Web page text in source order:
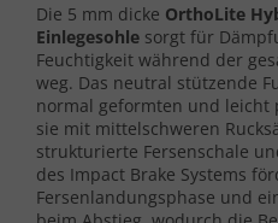
Die 5 mm dicke OrthoLite
Einlegesohle sorgt für
Feuchtigkeit während der
weg. Das neutral stützende
normal geformten und leicht
sie mit mittelschweren
strukturierte Fersenschale
des Impact Brake Systems
Fersenlandungsphase und